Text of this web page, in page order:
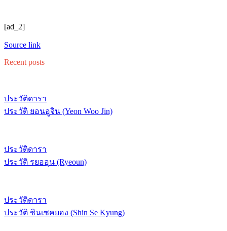
[ad_2]
Source link
Recent posts
ประวัติดารา
ประวัติ ยอนอูจิน (Yeon Woo Jin)
ประวัติดารา
ประวัติ รยออุน (Ryeoun)
ประวัติดารา
ประวัติ ชินเซคยอง (Shin Se Kyung)